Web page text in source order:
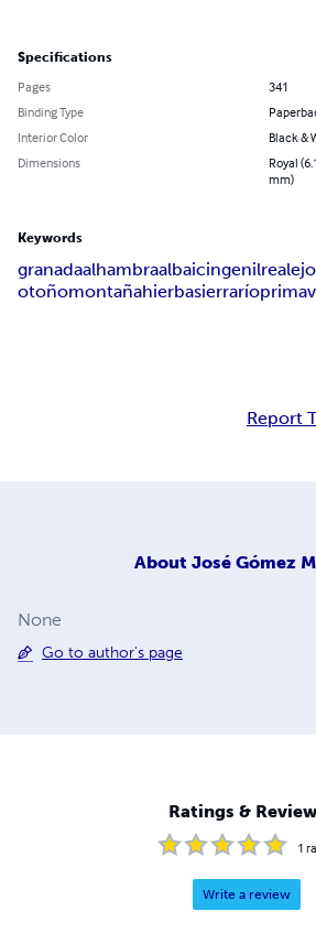
Specifications
Pages
341
Binding Type
Interior Color
Black &
Dimensions
Royal
mm)
Keywords
granadaalhambraalbaicingenilrealejo
otoñomontañahierbasierrarío
Report
About José Gómez
None
Go to author's page
Ratings &
1
Write a review